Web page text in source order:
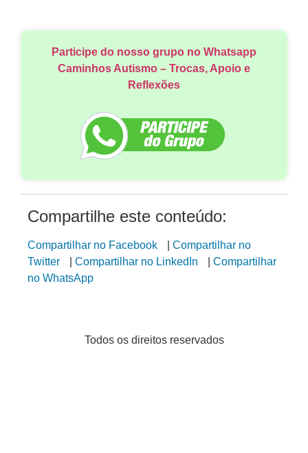
Participe do nosso grupo no Whatsapp
Caminhos Autismo – Trocas, Apoio e
Reflexões
Compartilhe este conteúdo:
Compartilhar no Facebook
Compartilhar no
Twitter
Compartilhar no LinkedIn
Compartilhar
no WhatsApp
Todos os direitos reservados